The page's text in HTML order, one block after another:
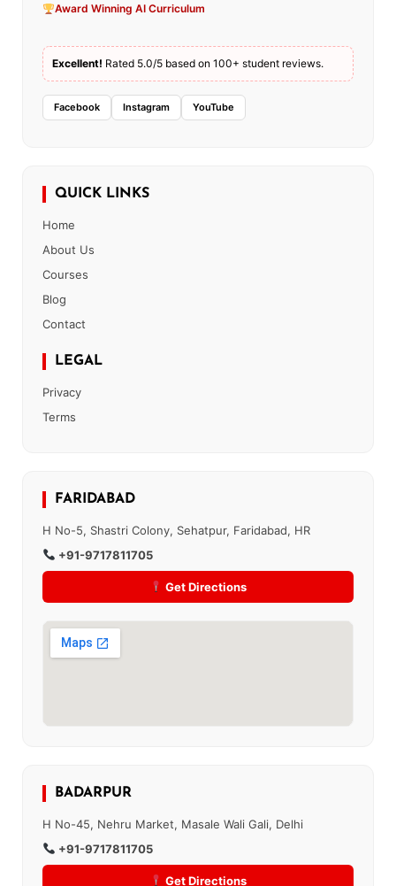
Award Winning AI Curriculum
Excellent! Rated 5.0/5 based on 100+ student reviews.
Facebook Instagram YouTube
QUICK LINKS
Home
About Us
Courses
Blog
Contact
LEGAL
Privacy
Terms
FARIDABAD
H No-5, Shastri Colony, Sehatpur, Faridabad, HR
+91-9717811705
Get Directions
BADARPUR
H No-45, Nehru Market, Masale Wali Gali, Delhi
+91-9717811705
Get Directions